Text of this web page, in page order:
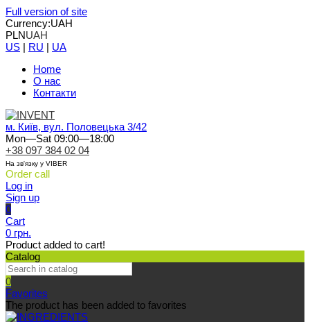
Full version of site
Currency:UAH
PLNUAH
US | RU | UA
Home
О нас
Контакти
м. Київ, вул. Половецька 3/42
Mon—Sat 09:00—18:00
+38 097 384 02 04
На зв'язку у VIBER
Order call
Log in
Sign up
0
Cart
0 грн.
Product added to cart!
Catalog
0
Favorites
The product has been added to favorites